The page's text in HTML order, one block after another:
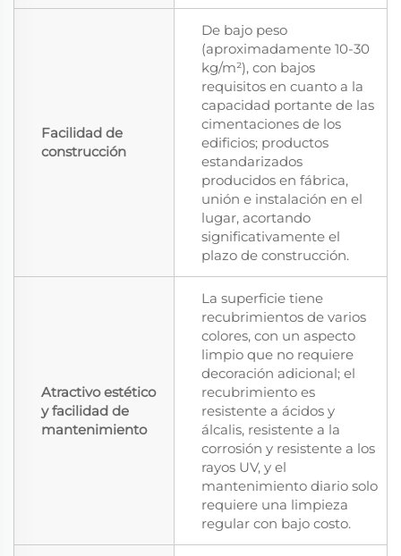
Facilidad de
construcción
De bajo peso
(aproximadamente 10-30
kg/m²), con bajos
requisitos en cuanto a la
capacidad portante de las
cimentaciones de los
edificios; productos
estandarizados
producidos en fábrica,
unión e instalación en el
lugar, acortando
significativamente el
plazo de construcción.
Atractivo estético
y facilidad de
mantenimiento
La superficie tiene
recubrimientos de varios
colores, con un aspecto
limpio que no requiere
decoración adicional; el
recubrimiento es
resistente a ácidos y
álcalis, resistente a la
corrosión y resistente a los
rayos UV, y el
mantenimiento diario solo
requiere una limpieza
regular con bajo costo.